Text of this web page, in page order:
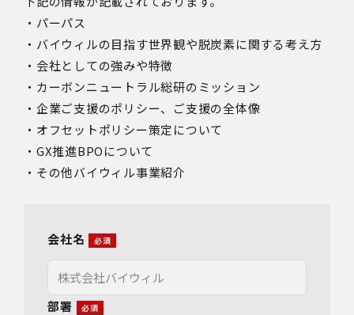
・パーパス
・バイウィルの目指す世界観や脱炭素に関する考え方
・会社としての強みや特徴
・カーボンニュートラル総研のミッション
・企業ご支援のポリシー、ご支援の全体像
・オフセットポリシー策定について
・GX推進BPOについて
・その他バイウィル事業紹介
会社名
部署